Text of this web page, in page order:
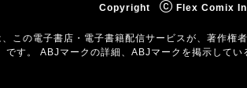
Copyright Flex Comix
この電子書店・電子書籍配信サービスが、著作権
す。 ABJマークの詳細、ABJマークを掲示してい